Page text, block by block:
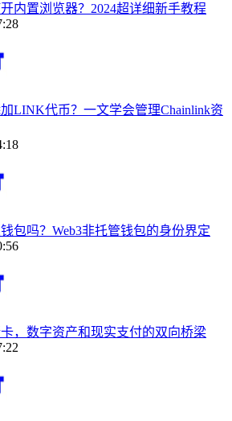
内置浏览器？2024超详细新手教程
LINK代币？一文学会管理Chainlink资
包吗？Web3非托管钱包的身份界定
，数字资产和现实支付的双向桥梁